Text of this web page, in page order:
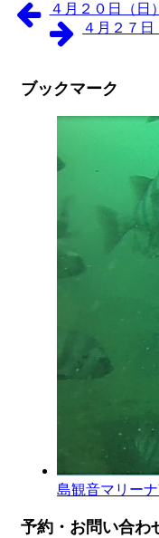
４月２０日（日
４月２７
ブックマーク
島観音マリーナ
予約・お問い合わ